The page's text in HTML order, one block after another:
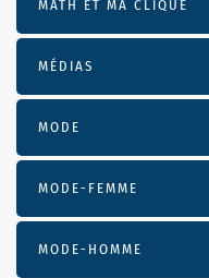
MATH ET MA CLIQUE
MÉDIAS
MODE
MODE-FEMME
MODE-HOMME